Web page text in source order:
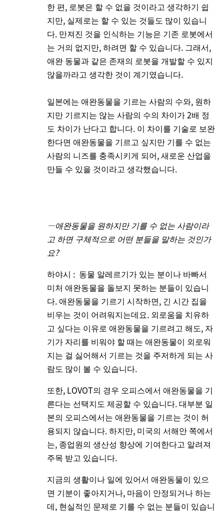
한 편, 로봇은 할 수 없을 것이라고 생각하기 쉽
지만, 실제로는 할 수 있는 것들도 많이 있습니
다. 만져진 것을 인식하는 기능은 기존 로봇에서
는 거의 없지만, 하려면 할 수 있습니다. 그래서,
애완 동물과 같은 존재의 로봇을 개발할 수 있지
않을까라고 생각한 것이 계기였습니다.
일본에는 애완동물을 기르는 사람의 수와, 원하
지만 기르지는 않는 사람의 수의 차이가 2배 정
도 차이가 난다고 합니다. 이 차이를 기술로 보완
한다면 애완동물을 기르고 싶지만 기를 수 없는
사람의 니즈를 충족시키게 되어, 새로운 산업을
만들 수 있을 것이라고 생각했습니다.
―애완동물을 원하지만 기를 수 없는 사람이라
고 하면 구체적으로 어떤 분들을 말하는 것인가
요?
하야시 : 동물 알레르기가 있는 분이나 바빠서
미처 애완동물을 돌보지 못하는 분들이 있습니
다. 애완동물을 기르기 시작하면, 긴 시간 집을
비우는 것이 어려워지는데요. 외로움을 치유하
고 싶다는 이유로 애완동물을 기르려고 해도, 자
기가 자리를 비워야 할 때는 애완동물이 외로워
지는 걸 싫어해서 기르는 것을 주저하게 되는 사
람도 많이 볼 수 있습니다.
또한, LOVOT의 경우 오피스에서 애완동물을 기
른다는 선택지도 제공할 수 있습니다. 대부분 일
본의 오피스에서는 애완동물을 기르는 것이 허
용되지 않습니다. 하지만, 미국의 서해안 쪽에서
는, 종업원의 생산성 향상에 기여한다고 알려져
주목 받고 있습니다.
지금의 생활이나 일에 있어서 애완동물이 있으
면 기분이 좋아지거나, 마음이 안정되거나 하는
데, 현실적인 문제로 기를 수 없는 분들이 있습니